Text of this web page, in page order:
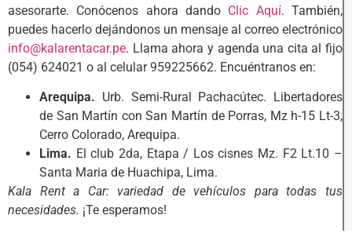
asesorarte. Conócenos ahora dando Clic Aquí. También,
puedes hacerlo dejándonos un mensaje al correo electrónico
info@kalarentacar.pe. Llama ahora y agenda una cita al fijo
(054) 624021 o al celular 959225662. Encuéntranos en:
Arequipa. Urb. Semi-Rural Pachacútec. Libertadores
de San Martín con San Martín de Porras, Mz h-15 Lt-3,
Cerro Colorado, Arequipa.
Lima. El club 2da, Etapa / Los cisnes Mz. F2 Lt.10 –
Santa Maria de Huachipa, Lima.
Kala Rent a Car: variedad de vehículos para todas tus
necesidades. ¡Te esperamos!